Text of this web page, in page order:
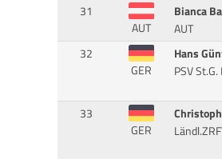
31
AUT
Bianca
AUT
32
GER
Hans
PSV
33
GER